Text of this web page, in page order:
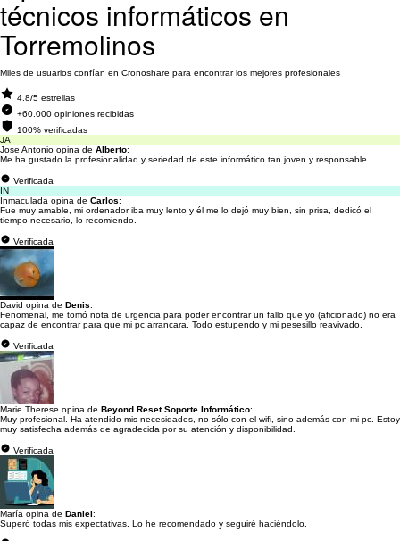
técnicos informáticos en
Torremolinos
Miles de usuarios confían en Cronoshare para encontrar los mejores profesionales
4.8/5 estrellas
+60.000 opiniones recibidas
100% verificadas
JA
Jose Antonio opina de Alberto:
Me ha gustado la profesionalidad y seriedad de este informático tan joven y responsable.
Verificada
IN
Inmaculada opina de Carlos:
Fue muy amable, mi ordenador iba muy lento y él me lo dejó muy bien, sin prisa, dedicó el
tiempo necesario, lo recomiendo.
Verificada
David opina de Denis:
Fenomenal, me tomó nota de urgencia para poder encontrar un fallo que yo (aficionado) no era
capaz de encontrar para que mi pc arrancara. Todo estupendo y mi pesesillo reavivado.
Verificada
Marie Therese opina de Beyond Reset Soporte Informático:
Muy profesional. Ha atendido mis necesidades, no sólo con el wifi, sino además con mi pc. Estoy
muy satisfecha además de agradecida por su atención y disponibilidad.
Verificada
María opina de Daniel:
Superó todas mis expectativas. Lo he recomendado y seguiré haciéndolo.